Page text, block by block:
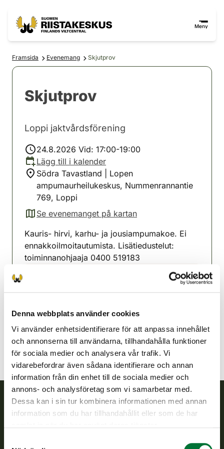
Denna webbplats använder cookies
Vi använder enhetsidentifierare för att anpassa innehållet
och annonserna till användarna, tillhandahålla funktioner
för sociala medier och analysera vår trafik. Vi
vidarebefordrar även sådana identifierare och annan
information från din enhet till de sociala medier och
annons- och analysföretag som vi samarbetar med.
Dessa kan i sin tur kombinera informationen med annan
information som du har tillhandahållit eller som de har
Meny
Framsida Evenemang Skjutprov
Skjutprov
Loppi jaktvårdsförening
24.8.2026 Vid: 17:00-19:00
Lägg till i kalender
Södra Tavastland | Lopen
ampumaurheilukeskus, Nummenrannantie
769, Loppi
Se evenemanget på kartan
(avautuu uuteen välilehteen)
Kauris- hirvi, karhu- ja jousiampumakoe. Ei
ennakkoilmoitautumista. Lisätiedustelut:
toiminnanohjaaja 0400 519183
Södra Tavastland
loppi@rhy.riista.fi
Finlands viltcentral